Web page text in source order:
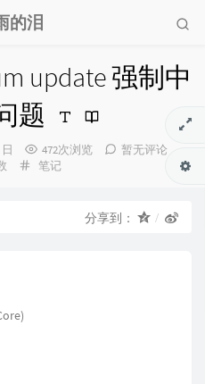
的泪
update 强制中
题
472次浏览
暂无评论
分
笔记
分享到：